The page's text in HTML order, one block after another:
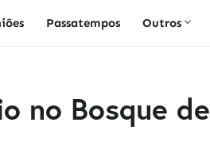
Passatempos Outros
no Bosque de